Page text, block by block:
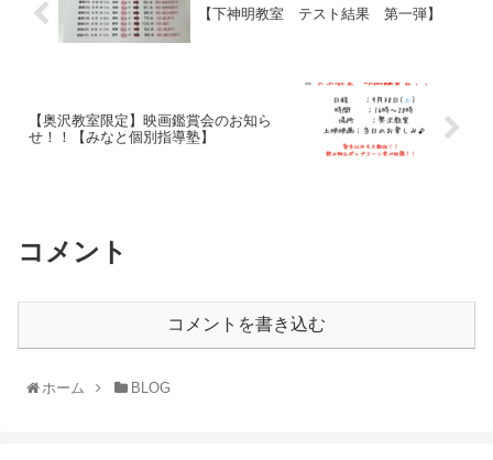
【下神明教室 テスト結果 第一弾】
【奥沢教室限定】映画鑑賞会のお知ら
せ！！【みなと個別指導塾】
コメント
コメントを書き込む
ホーム BLOG